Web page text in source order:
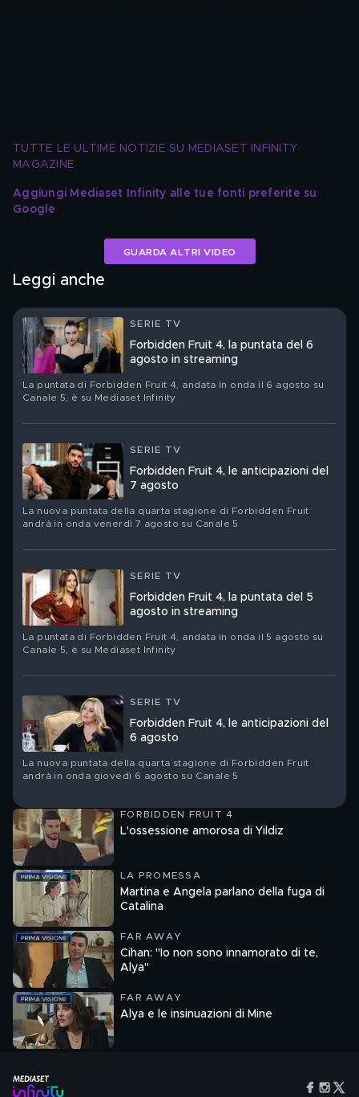
TUTTE LE ULTIME NOTIZIE SU MEDIASET INFINITY
MAGAZINE
Aggiungi Mediaset Infinity alle tue fonti preferite su
Google
GUARDA ALTRI VIDEO
Leggi anche
SERIE TV
Forbidden Fruit 4, la puntata del 6
agosto in streaming
La puntata di Forbidden Fruit 4, andata in onda il 6 agosto su
Canale 5, è su Mediaset Infinity
SERIE TV
Forbidden Fruit 4, le anticipazioni del
7 agosto
La nuova puntata della quarta stagione di Forbidden Fruit
andrà in onda venerdì 7 agosto su Canale 5
SERIE TV
Forbidden Fruit 4, la puntata del 5
agosto in streaming
La puntata di Forbidden Fruit 4, andata in onda il 5 agosto su
Canale 5, è su Mediaset Infinity
SERIE TV
Forbidden Fruit 4, le anticipazioni del
6 agosto
La nuova puntata della quarta stagione di Forbidden Fruit
andrà in onda giovedì 6 agosto su Canale 5
FORBIDDEN FRUIT 4
L'ossessione amorosa di Yildiz
LA PROMESSA
Martina e Angela parlano della fuga di
Catalina
FAR AWAY
Cihan: "Io non sono innamorato di te,
Alya"
FAR AWAY
Alya e le insinuazioni di Mine